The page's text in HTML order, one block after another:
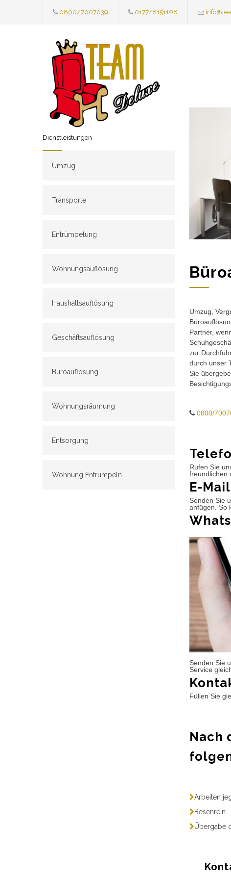
0800/7007039 0177/8151108
Dienstleistungen
Umzug
Transporte
Entrümpelung
Wohnungsauflösung
Haushaltsauflösung
Geschäftsauflösung
Büroauflösung
Wohnungsräumung
Entsorgung
Wohnung Entrümpeln
Umzug,
Partner,
zur
durch unser
Sie
0800/
Rufen Sie
freundlichen
E-
Senden Sie
anfügen. So
Senden Sie
Service
Füllen Sie
Nach
Arbeiten
Besenrein
Übergabe